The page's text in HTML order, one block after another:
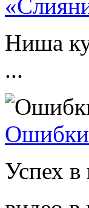
Ниша
...
Ошибки
Успех в